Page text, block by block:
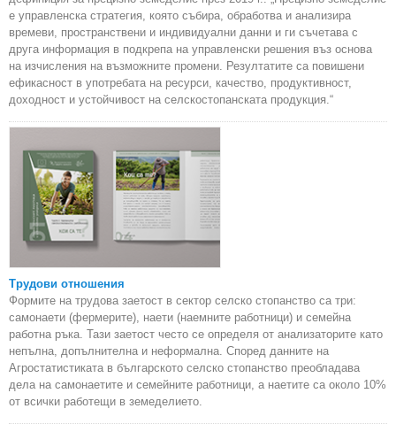
е управленска стратегия, която събира, обработва и анализира
времеви, пространствени и индивидуални данни и ги съчетава с
друга информация в подкрепа на управленски решения въз основа
на изчисления на възможните промени. Резултатите са повишени
ефикасност в употребата на ресурси, качество, продуктивност,
доходност и устойчивост на селскостопанската продукция.“
Трудови отношения
Формите на трудова заетост в сектор селско стопанство са три:
самонаети (фермерите), наети (наемните работници) и семейна
работна ръка. Тази заетост често се определя от анализаторите като
непълна, допълнителна и неформална. Според данните на
Агростатистиката в българското селско стопанство преобладава
дела на самонаетите и семейните работници, а наетите са около 10%
от всички работещи в земеделието.